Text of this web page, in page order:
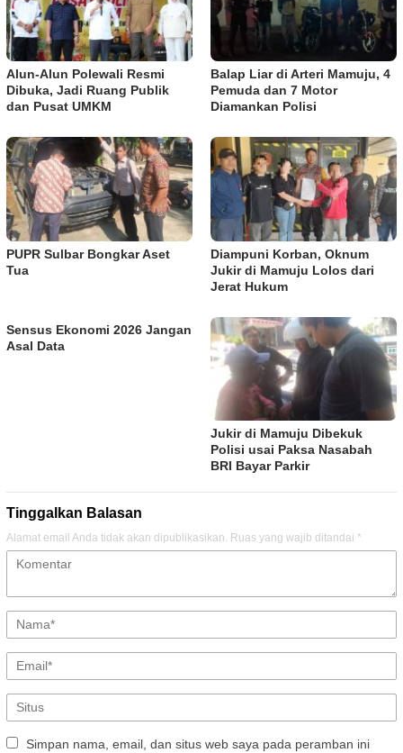
Alun-Alun Polewali Resmi
Dibuka, Jadi Ruang Publik
dan Pusat UMKM
Balap Liar di Arteri Mamuju, 4
Pemuda dan 7 Motor
Diamankan Polisi
PUPR Sulbar Bongkar Aset
Tua
Diampuni Korban, Oknum
Jukir di Mamuju Lolos dari
Jerat Hukum
Sensus Ekonomi 2026 Jangan
Asal Data
Jukir di Mamuju Dibekuk
Polisi usai Paksa Nasabah
BRI Bayar Parkir
Tinggalkan Balasan
Alamat email Anda tidak akan dipublikasikan. Ruas yang wajib ditandai *
Simpan nama, email, dan situs web saya pada peramban ini